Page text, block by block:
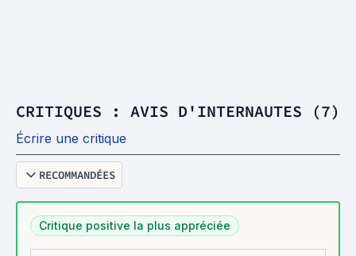
CRITIQUES : AVIS D'INTERNAUTES (7)
Écrire une critique
RECOMMANDÉES
Critique positive la plus appréciée